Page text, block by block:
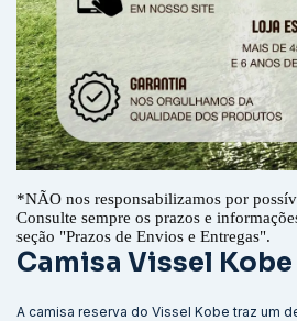
*NÃO nos responsabilizamos por
Consulte sempre os prazos e
seção "Prazos de Envios e Entregas".
Camisa Vissel
A camisa reserva do Vissel Kobe traz um